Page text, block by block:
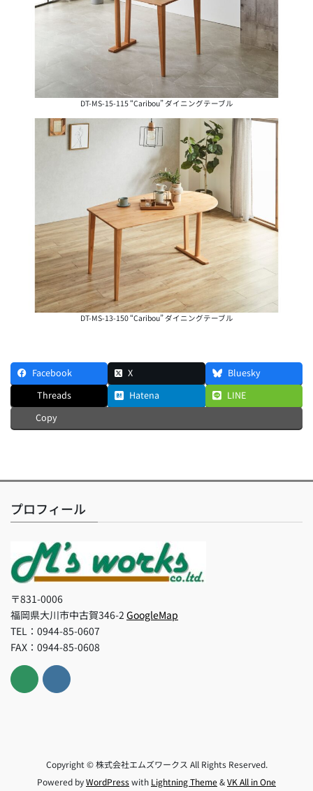
DT-MS-15-115 “Caribou” ダイニングテーブル
DT-MS-13-150 “Caribou” ダイニングテーブル
Facebook X
Bluesky
Threads
Hatena
LINE
Copy
プロフィール
〒831-0006
福岡県大川市中古賀346-2 GoogleMap
TEL：0944-85-0607
FAX：0944-85-0608
Copyright © 株式会社エムズワークス All Rights Reserved.
Powered byWordPresswith Lightning Theme&VK All in One